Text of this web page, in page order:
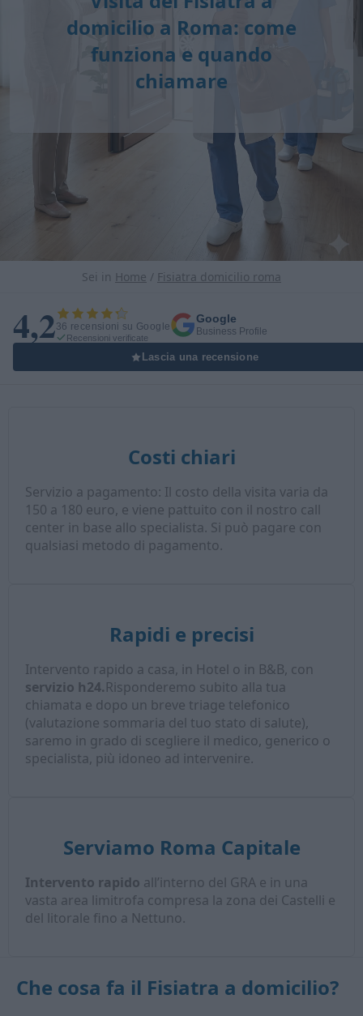
domicilio a Roma: come
funziona e quando
chiamare
Sei in Home / Fisiatra domicilio roma
4,236 recensioni su Google
Recensioni verificate
Google
Business Profile
Lascia una recensione
Costi chiari
Servizio a pagamento: Il costo della visita varia da
150 a 180 euro, e viene pattuito con il nostro call
center in base allo specialista. Si può pagare con
qualsiasi metodo di pagamento.
Rapidi e precisi
Intervento rapido a casa, in Hotel o in B&B, con
servizio h24.Risponderemo subito alla tua
chiamata e dopo un breve triage telefonico
(valutazione sommaria del tuo stato di salute),
saremo in grado di scegliere il medico, generico o
specialista, più idoneo ad intervenire.
Serviamo Roma Capitale
Intervento rapido all’interno del GRA e in una
vasta area limitrofa compresa la zona dei Castelli e
del litorale fino a Nettuno.
Che cosa fa il Fisiatra a domicilio?